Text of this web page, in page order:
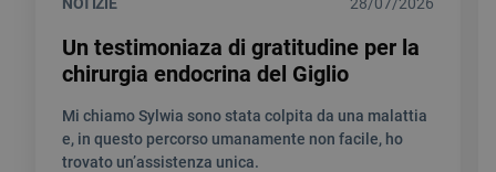
Un testimoniaza di gratitudine per la
chirurgia endocrina del Giglio
Mi chiamo Sylwia sono stata colpita da una malattia
e, in questo percorso umanamente non facile, ho
trovato un’assistenza unica.